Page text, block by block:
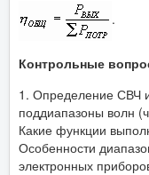
.
Контрольные
1. Определение СВЧ
поддиапазоны волн
Какие функции
Особенности
электронных